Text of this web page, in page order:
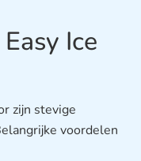
Ice
zijn stevige
voordelen